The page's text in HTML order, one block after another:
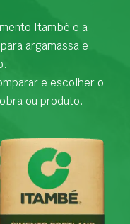
Itambé e a
argamassa e
e escolher o
ou produto.